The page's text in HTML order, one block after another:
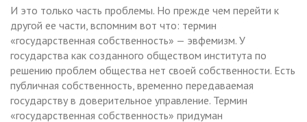
И это только часть проблемы. Но прежде чем перейти к
другой ее части, вспомним вот что: термин
«государственная собственность» — эвфемизм. У
государства как созданного обществом института по
решению проблем общества нет своей собственности. Есть
публичная собственность, временно передаваемая
государству в доверительное управление. Термин
«государственная собственность» придуман